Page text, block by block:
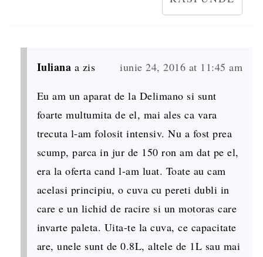
Iuliana a zis iunie 24, 2016 at 11:45 am
Eu am un aparat de la Delimano si sunt
foarte multumita de el, mai ales ca vara
trecuta l-am folosit intensiv. Nu a fost prea
scump, parca in jur de 150 ron am dat pe el,
era la oferta cand l-am luat. Toate au cam
acelasi principiu, o cuva cu pereti dubli in
care e un lichid de racire si un motoras care
invarte paleta. Uita-te la cuva, ce capacitate
are, unele sunt de 0.8L, altele de 1L sau mai